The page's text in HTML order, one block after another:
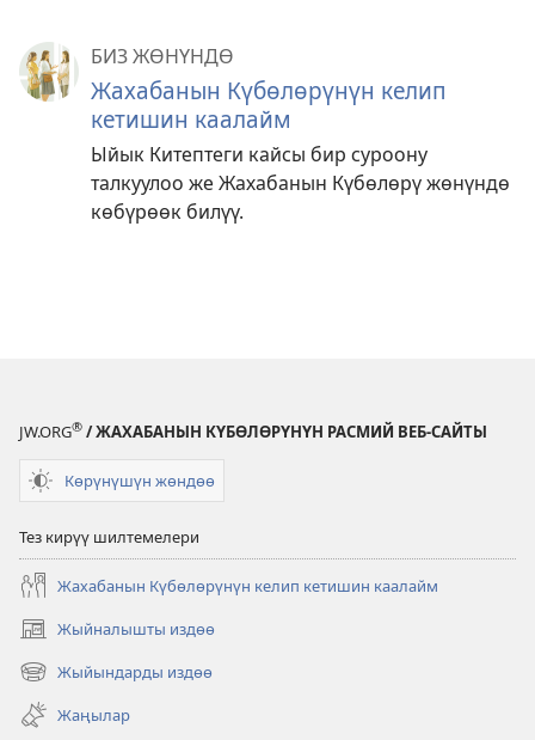
БИЗ ЖӨНҮНДӨ
Жахабанын Күбөлөрүнүн келип
кетишин каалайм
Ыйык Китептеги кайсы бир суроону
талкуулоо же Жахабанын Күбөлөрү жөнүндө
көбүрөөк билүү.
JW.ORG® / ЖАХАБАНЫН КҮБӨЛӨРҮНҮН РАСМИЙ ВЕБ-САЙТЫ
Көрүнүшүн жөндөө
Тез кирүү шилтемелери
Жахабанын Күбөлөрүнүн келип кетишин каалайм
Жыйналышты издөө
(жаңы
терезе
ачат)
Жыйындарды издөө
(жаңы
терезе
ачат)
Жаңылар